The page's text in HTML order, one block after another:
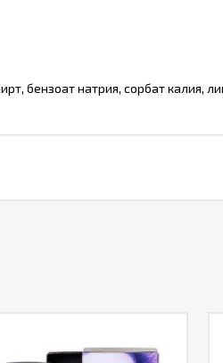
бензоат натрия, сорбат калия,